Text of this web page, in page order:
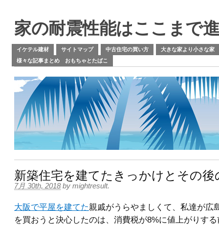
家の耐震性能はここまで
イケテル建材 サイトマップ 中古住宅の買い方
大きな家より小さな家
様々な記事まとめ おもちゃとたばこ
新築住宅を建てたきっかけとその後
7月 30th, 2018 by mightresult.
大阪で平屋を建てた親戚がうらやましくて、私達が広
を買おうと決心したのは、消費税が8%に値上がりす